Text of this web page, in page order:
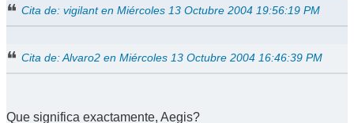
Cita de: vigilant en Miércoles 13 Octubre 2004 19:56:19 PM
Cita de: Alvaro2 en Miércoles 13 Octubre 2004 16:46:39 PM
Que significa exactamente, Aegis?